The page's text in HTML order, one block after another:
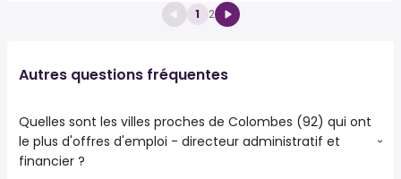
1 2
Autres questions fréquentes
Quelles sont les villes proches de Colombes (92) qui ont
le plus d'offres d'emploi - directeur administratif et
financier ?